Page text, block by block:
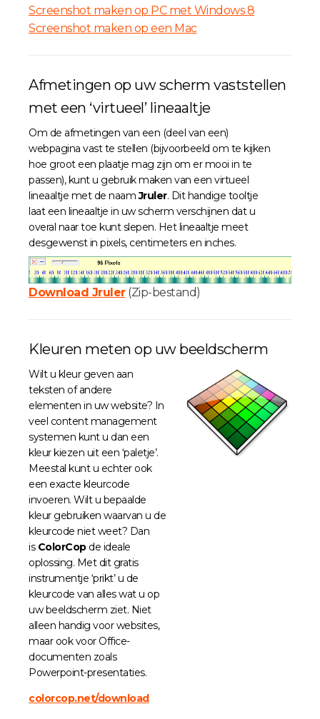
Screenshot maken op PC met Windows 8
Screenshot maken op een Mac
Afmetingen op uw scherm vaststellen
met een ‘virtueel’ lineaaltje
Om de afmetingen van een (deel van een)
webpagina vast te stellen (bijvoorbeeld om te kijken
hoe groot een plaatje mag zijn om er mooi in te
passen), kunt u gebruik maken van een virtueel
lineaaltje met de naamJruler. Dit handige tooltje
laat een lineaaltje in uw scherm verschijnen dat u
overal naar toe kunt slepen. Het lineaaltje meet
desgewenst in pixels, centimeters en inches.
Download Jruler(Zip-bestand)
Kleuren meten op uw beeldscherm
Wilt u kleur geven aan
teksten of andere
elementen in uw website? In
veel content management
systemen kunt u dan een
kleur kiezen uit een ‘paletje’.
Meestal kunt u echter ook
een exacte kleurcode
invoeren. Wilt u bepaalde
kleur gebruiken waarvan u de
kleurcode niet weet? Dan
is ColorCopde ideale
oplossing. Met dit gratis
instrumentje ‘prikt’ u de
kleurcode van alles wat u op
uw beeldscherm ziet. Niet
alleen handig voor websites,
maar ook voor Office-
documenten zoals
Powerpoint-presentaties.
colorcop.net/download